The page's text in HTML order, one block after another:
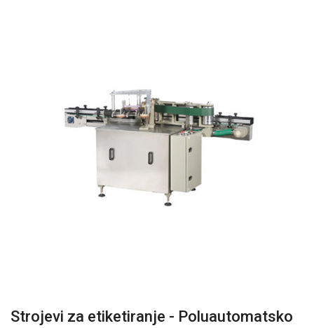
Strojevi za etiketiranje - Poluautomatsko